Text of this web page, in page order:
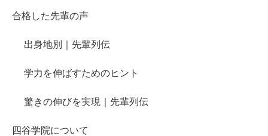
合格した先輩の声
出身地別｜先輩列伝
学力を伸ばすためのヒント
驚きの伸びを実現｜先輩列伝
四谷学院について